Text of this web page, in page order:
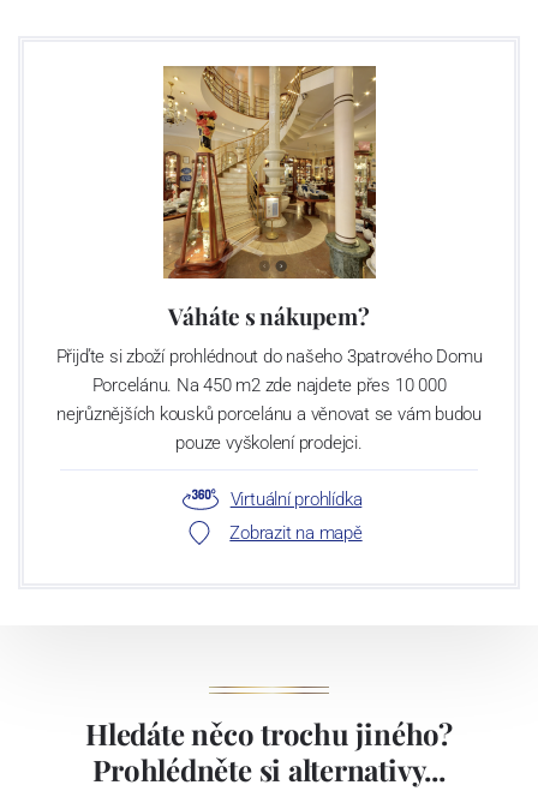
Ruční výroba zde byla spuštěna v r.1970, automatická výroba pak
v r. 1975 - strojní foukání výrobků. V letech 1998 – 2000 byly
instalovány tavící agregáty a velké lisy umožňující výrobu předmětů
o velikosti do 45 cm, s maximální hmotností do 5 kg. V r. 2008 byla
výroba v továrně pod značkou Sklo Bohemia a.s. kvůli špatné
finanční situaci zastavena. Znovuotevření se sklárna dočkala
v říjnu r. 2009 pod novým jménem Crystalite Bohemia s. r. o.
s novým majitelem - podnikatelem Luborem Cervou. V
současnosti světelská sklárna provozuje 5 tavících agregátů s
denní kapacitou utavení 145 tun skloviny, což představuje asi 55
milionů kusů strojně foukaných sklenic a odlivek a 11 milionu kusů
dárkových předmětů ročně. V uplynulých letech firma výrazně
investovala do moderních výrobních technologií, nyní provozuje tři
vysoce výkonné linky na výrobu nápojového skla s denní kapacitou
kolem 150 tisíc kusů výrobků. Linky jsou vybaveny
nejmodernějšími prohlížečkami, které zaručují stabilní a vysokou
kvalitu našich produktů.
Váháte s nákupem?
Přijďte si zboží prohlédnout do našeho 3patrového Domu
Porcelánu. Na 450 m2 zde najdete přes 10 000
nejrůznějších kousků porcelánu a věnovat se vám budou
pouze vyškolení prodejci.
Virtuální prohlídka
Zobrazit na mapě
Hledáte něco trochu jiného?
Prohlédněte si alternativy...